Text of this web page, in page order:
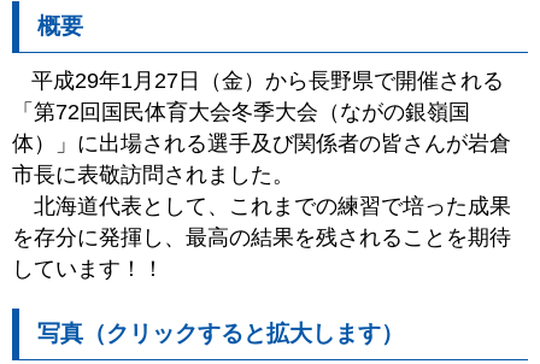
概要
平成29年1月27日（金）から長野県で開催される
「第72回国民体育大会冬季大会（ながの銀嶺国
体）」に出場される選手及び関係者の皆さんが岩倉
市長に表敬訪問されました。
北海道代表として、これまでの練習で培った成果
を存分に発揮し、最高の結果を残されることを期待
しています！！
写真（クリックすると拡大します）